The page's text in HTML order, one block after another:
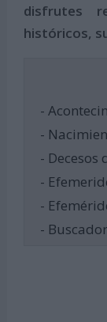
disfrutes
históricos,
-
-
- Decesos
-
-
-